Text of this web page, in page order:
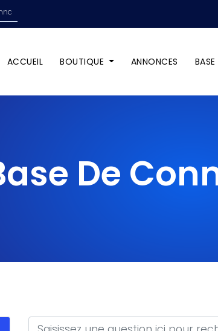
ACCUEIL BOUTIQUE ANNONCES
De